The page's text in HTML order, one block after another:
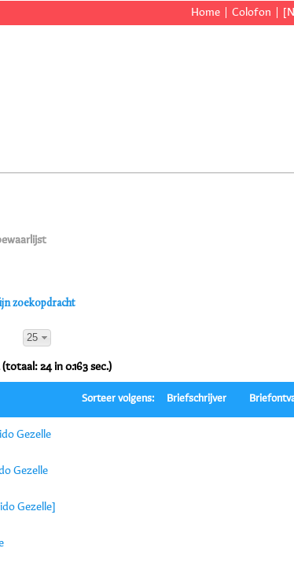
Home Colofon
zoekopdracht
25
(totaal: 24 in 0.163 sec.)
Sorteer volgens: Briefschrijver
Gezelle
Gezelle
Gezelle]